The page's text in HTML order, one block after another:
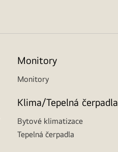
Monitory
Monitory
Klima/Tepelná čerpadla
Bytové klimatizace
Tepelná čerpadla